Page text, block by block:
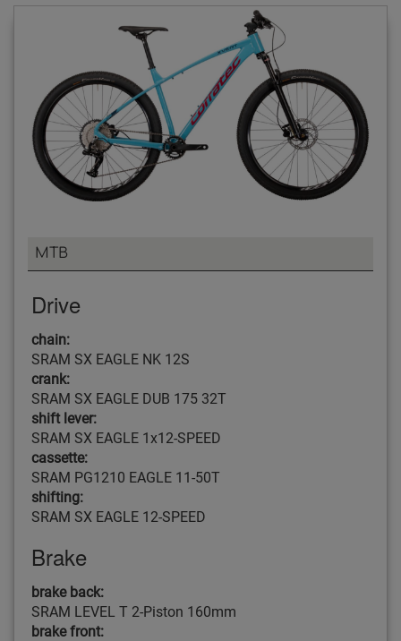
MTB
Drive
chain:
SRAM SX EAGLE NK 12S
crank:
SRAM SX EAGLE DUB 175 32T
shift lever:
SRAM SX EAGLE 1x12-SPEED
cassette:
SRAM PG1210 EAGLE 11-50T
shifting:
SRAM SX EAGLE 12-SPEED
Brake
brake back:
SRAM LEVEL T 2-Piston 160mm
brake front: